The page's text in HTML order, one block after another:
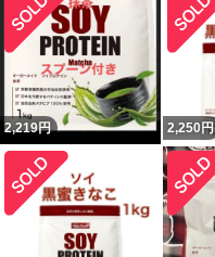
2,219円 2,250 円